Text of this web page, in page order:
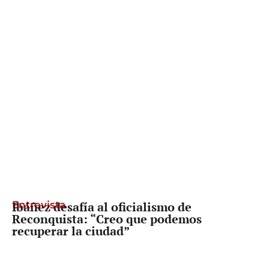
Entrevista
Ibáñez desafía al oficialismo de
Reconquista: “Creo que podemos
recuperar la ciudad”